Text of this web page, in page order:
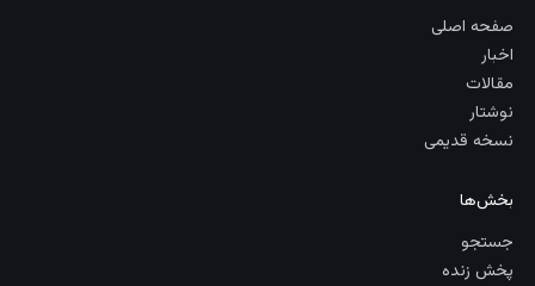
صفحه اصلی
اخبار
مقالات
نوشتار
نسخه قدیمی
بخش‌ها
جستجو
پخش زنده